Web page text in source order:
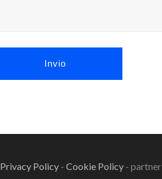
Privacy Policy -Cookie Policy - partner